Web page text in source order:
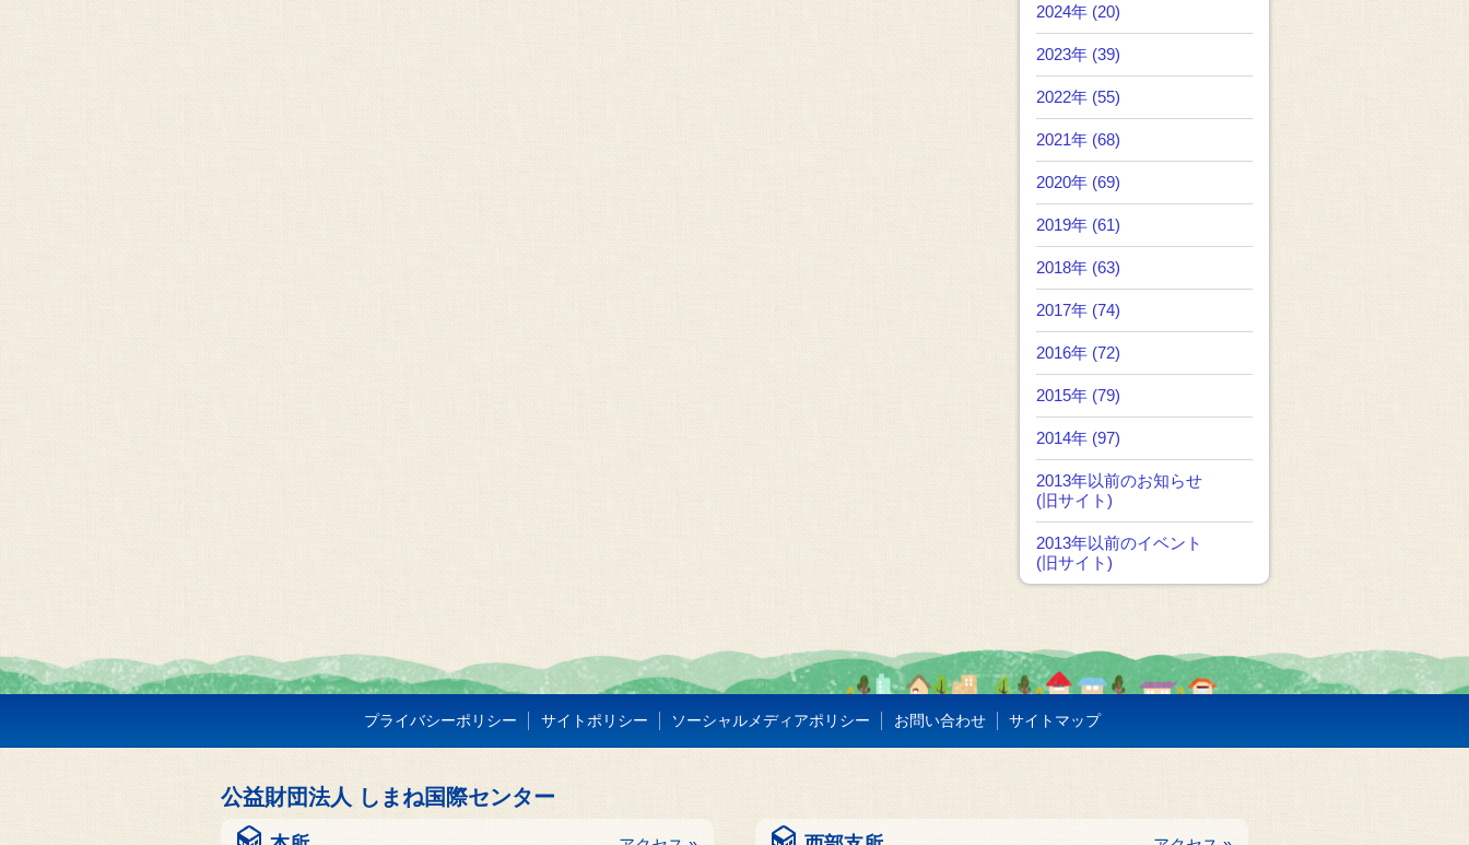
2024年 (20)
2023年 (39)
2022年 (55)
2021年 (68)
2020年 (69)
2019年 (61)
2018年 (63)
2017年 (74)
2016年 (72)
2015年 (79)
2014年 (97)
2013年以前のお知らせ
(旧サイト)
2013年以前のイベント
(旧サイト)
プライバシーポリシー サイトポリシー ソーシャルメディアポリシー お問い合わせ サイトマップ
公益財団法人 しまね国際センター